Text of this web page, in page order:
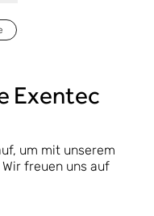
Exentec
um mit unserem
freuen uns auf